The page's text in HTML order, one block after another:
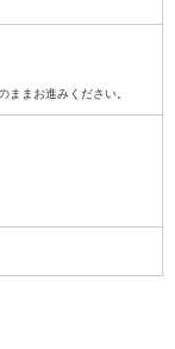
まお進みください。